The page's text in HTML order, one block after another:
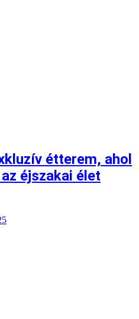
étterem, ahol
éjszakai élet